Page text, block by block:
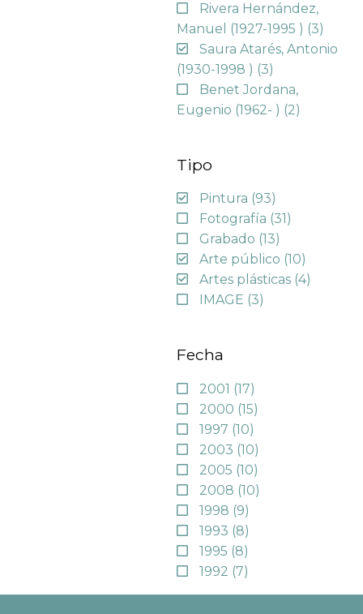
Rivera Hernández,
Manuel (1927-1995 ) (3)
Saura Atarés, Antonio
(1930-1998 ) (3)
Benet Jordana,
Eugenio (1962- ) (2)
Tipo
Pintura (93)
Fotografía (31)
Grabado (13)
Arte público (10)
Artes plásticas (4)
IMAGE (3)
Fecha
2001 (17)
2000 (15)
1997 (10)
2003 (10)
2005 (10)
2008 (10)
1998 (9)
1993 (8)
1995 (8)
1992 (7)